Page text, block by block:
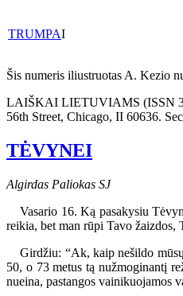
TRUMPAI
Šis numeris iliustruotas A. Kezio
LAIŠKAI LIETUVIAMS (ISSN
56th Street, Chicago, II 60636.
TĖVYNEI
Algirdas Paliokas SJ
Vasario 16. Ką pasakysiu
reikia, bet man rūpi Tavo
Girdžiu: “Ak, kaip nešildo mūsų
50, o 73 metus tą nužmoginantį
nueina, pastangos vainikuojamos